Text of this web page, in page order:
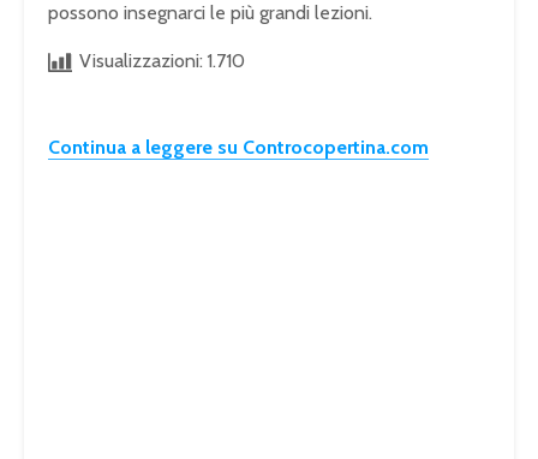
possono insegnarci le più grandi lezioni.
Visualizzazioni: 1.710
Continua a leggere su Controcopertina.com